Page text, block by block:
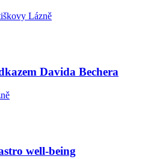
Lázně
Davida Bechera
well-being